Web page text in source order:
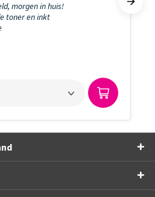
morgen in huis!
toner en inkt